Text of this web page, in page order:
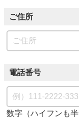
ご住所
電話番号
数字（ハイフンも